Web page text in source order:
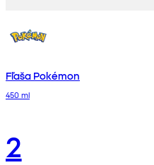
Fľaša Pokémon
450 ml
2